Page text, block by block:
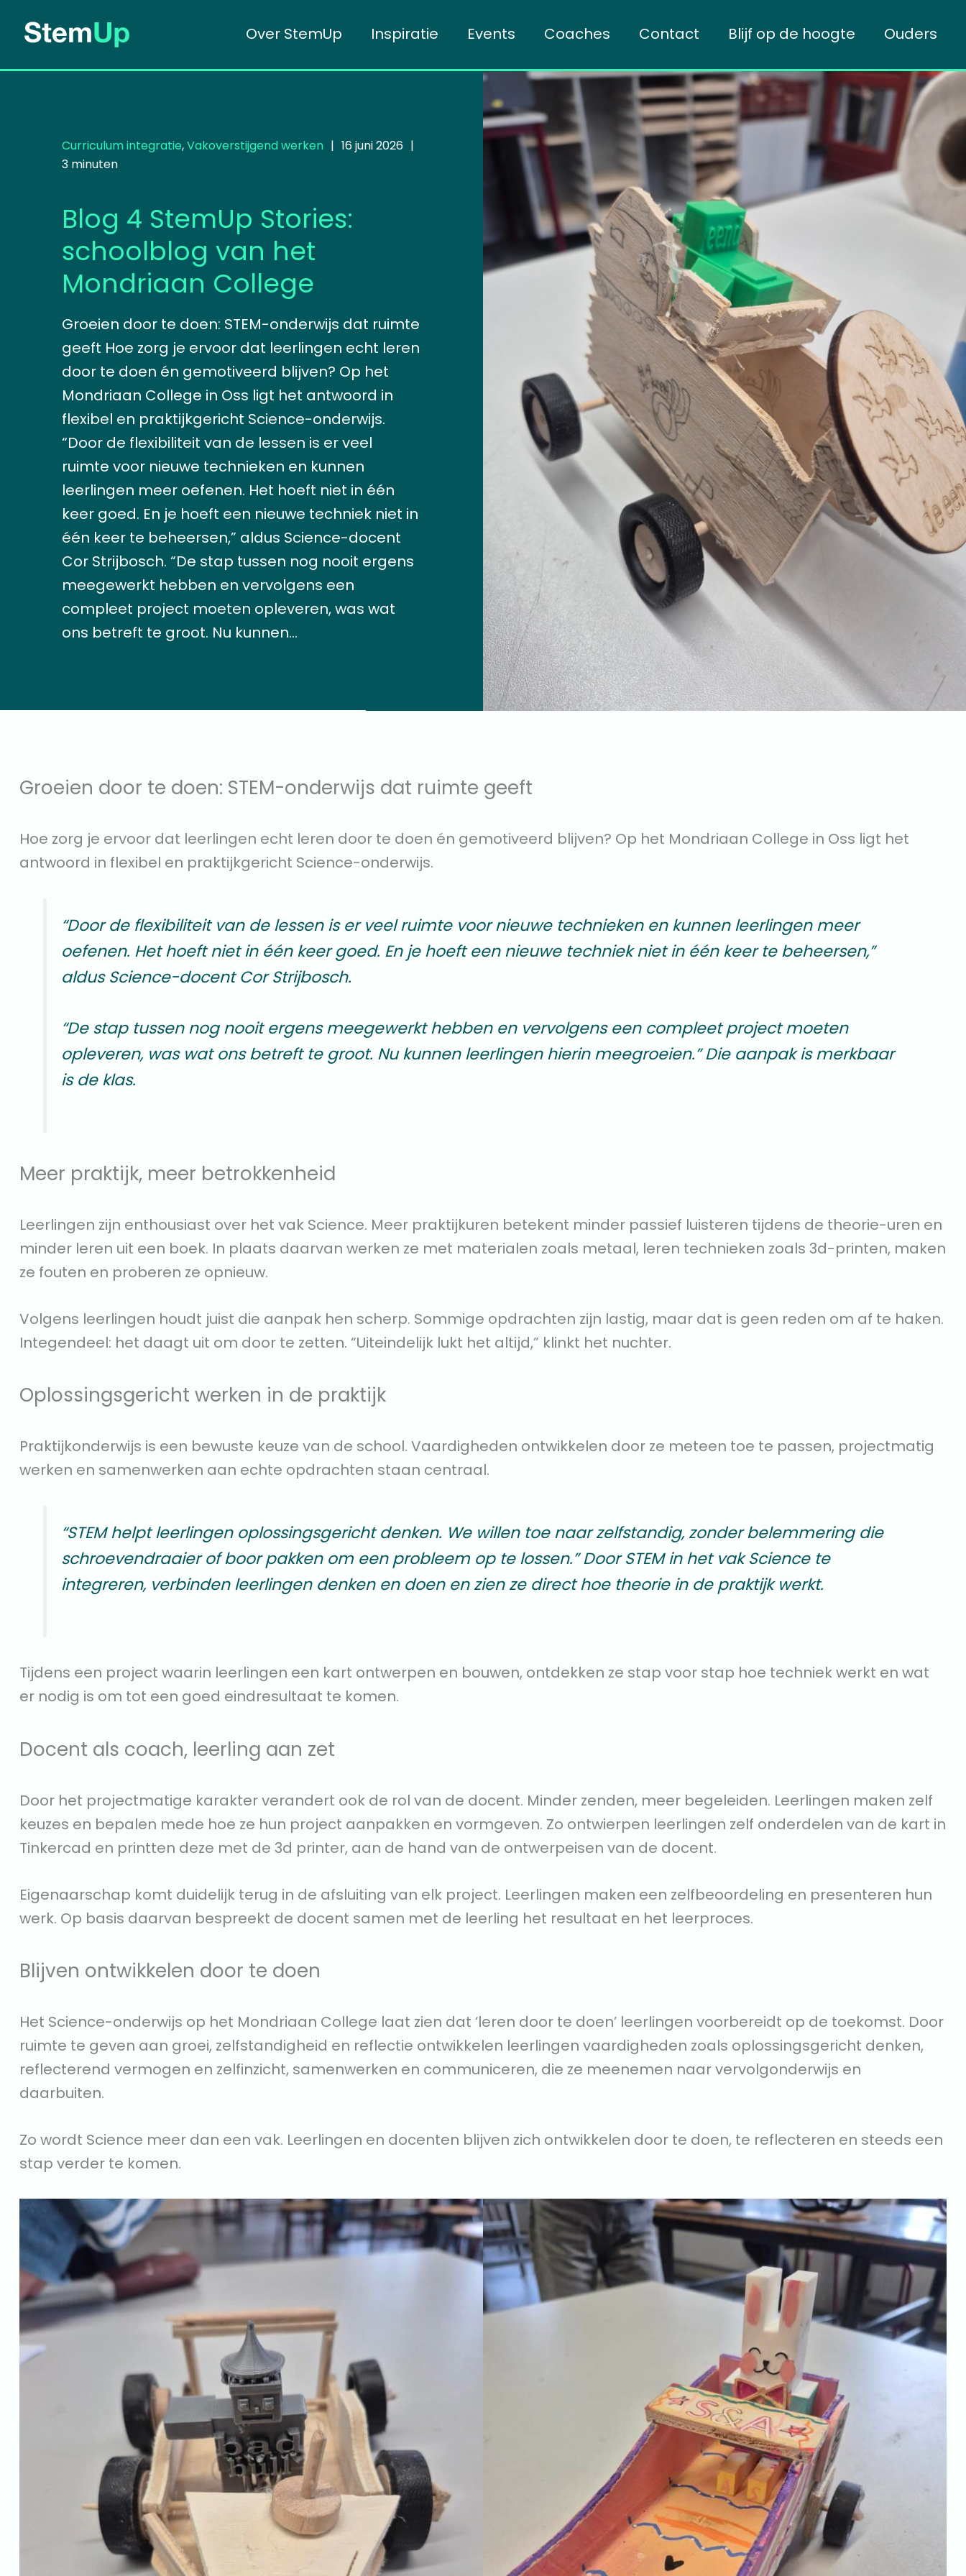
naar
Over StemUp Inspiratie Events Coaches Contact Blijf op de hoogte Ouders
Curriculum integratie, Vakoverstijgend werken | 16 juni 2026 |
3 minuten
Blog 4 StemUp Stories:
schoolblog van het
Mondriaan College
Groeien door te doen: STEM-onderwijs dat ruimte
geeft Hoe zorg je ervoor dat leerlingen echt leren
door te doen én gemotiveerd blijven? Op het
Mondriaan College in Oss ligt het antwoord in
flexibel en praktijkgericht Science-onderwijs.
“Door de flexibiliteit van de lessen is er veel
ruimte voor nieuwe technieken en kunnen
leerlingen meer oefenen. Het hoeft niet in één
keer goed. En je hoeft een nieuwe techniek niet in
één keer te beheersen,” aldus Science-docent
Cor Strijbosch. “De stap tussen nog nooit ergens
meegewerkt hebben en vervolgens een
compleet project moeten opleveren, was wat
ons betreft te groot. Nu kunnen…
Groeien door te doen: STEM-onderwijs dat ruimte geeft
Hoe zorg je ervoor dat leerlingen echt leren door te doen én gemotiveerd blijven? Op het Mondriaan College in Oss ligt het
antwoord in flexibel en praktijkgericht Science-onderwijs.
“Door de flexibiliteit van de lessen is er veel ruimte voor nieuwe technieken en kunnen leerlingen meer
oefenen. Het hoeft niet in één keer goed. En je hoeft een nieuwe techniek niet in één keer te beheersen,”
aldus Science-docent Cor Strijbosch.
“De stap tussen nog nooit ergens meegewerkt hebben en vervolgens een compleet project moeten
opleveren, was wat ons betreft te groot. Nu kunnen leerlingen hierin meegroeien.”Die aanpak is merkbaar
is de klas.
Meer praktijk, meer betrokkenheid
Leerlingen zijn enthousiast over het vak Science. Meer praktijkuren betekent minder passief luisteren tijdens de theorie-uren en
minder leren uit een boek. In plaats daarvan werken ze met materialen zoals metaal, leren technieken zoals 3d-printen, maken
ze fouten en proberen ze opnieuw.
Volgens leerlingen houdt juist die aanpak hen scherp. Sommige opdrachten zijn lastig, maar dat is geen reden om af te haken.
Integendeel: het daagt uit om door te zetten. “Uiteindelijk lukt het altijd,” klinkt het nuchter.
Oplossingsgericht werken in de praktijk
Praktijkonderwijs is een bewuste keuze van de school. Vaardigheden ontwikkelen door ze meteen toe te passen, projectmatig
werken en samenwerken aan echte opdrachten staan centraal.
“STEM helpt leerlingen oplossingsgericht denken. We willen toe naar zelfstandig, zonder belemmering die
schroevendraaier of boor pakken om een probleem op te lossen.” Door STEM in het vak Science te
integreren, verbinden leerlingen denken en doen en zien ze direct hoe theorie in de praktijk werkt.
Tijdens een project waarin leerlingen een kart ontwerpen en bouwen, ontdekken ze stap voor stap hoe techniek werkt en wat
er nodig is om tot een goed eindresultaat te komen.
Docent als coach, leerling aan zet
Door het projectmatige karakter verandert ook de rol van de docent. Minder zenden, meer begeleiden. Leerlingen maken zelf
keuzes en bepalen mede hoe ze hun project aanpakken en vormgeven. Zo ontwierpen leerlingen zelf onderdelen van de kart in
Tinkercad en printten deze met de 3d printer, aan de hand van de ontwerpeisen van de docent.
Eigenaarschap komt duidelijk terug in de afsluiting van elk project. Leerlingen maken een zelfbeoordeling en presenteren hun
werk. Op basis daarvan bespreekt de docent samen met de leerling het resultaat en het leerproces.
Blijven ontwikkelen door te doen
Het Science-onderwijs op het Mondriaan College laat zien dat ‘leren door te doen’ leerlingen voorbereidt op de toekomst. Door
ruimte te geven aan groei, zelfstandigheid en reflectie ontwikkelen leerlingen vaardigheden zoals oplossingsgericht denken,
reflecterend vermogen en zelfinzicht, samenwerken en communiceren, die ze meenemen naar vervolgonderwijs en
daarbuiten.
Zo wordt Science meer dan een vak. Leerlingen en docenten blijven zich ontwikkelen door te doen, te reflecteren en steeds een
stap verder te komen.